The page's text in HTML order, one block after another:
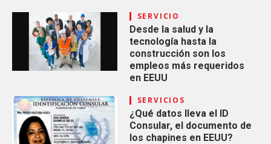
SERVICIO
Desde la salud y la
tecnología hasta la
construcción son los
empleos más requeridos
en EEUU
SERVICIOS
¿Qué datos lleva el ID
Consular, el documento de
los chapines en EEUU?